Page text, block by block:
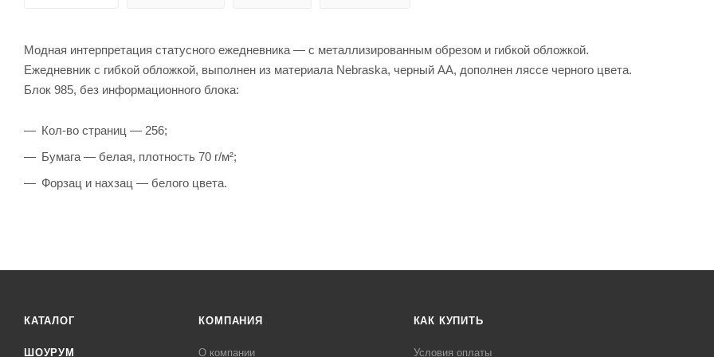
Модная интерпретация статусного ежедневника — с металлизированным обрезом и гибкой обложкой.
Ежедневник с гибкой обложкой, выполнен из материала Nebraska, черный АА, дополнен ляссе черного цвета.
Блок 985, без информационного блока:
Кол-во страниц — 256;
Бумага — белая, плотность 70 г/м²;
Форзац и нахзац — белого цвета.
КАТАЛОГ
ШОУРУМ
КОМПАНИЯ
О компании
КАК КУПИТЬ
Условия оплаты